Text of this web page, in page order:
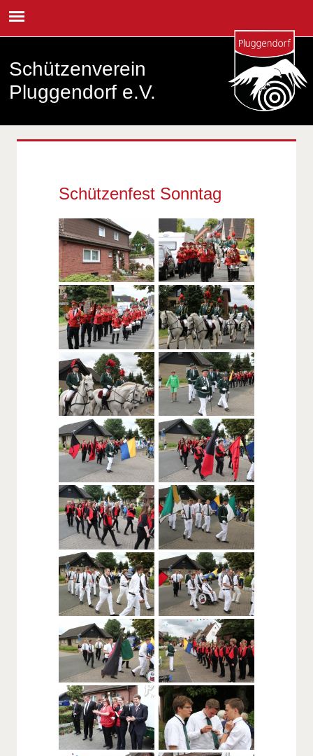
Schützenverein
Pluggendorf e.V.
Schützenfest Sonntag